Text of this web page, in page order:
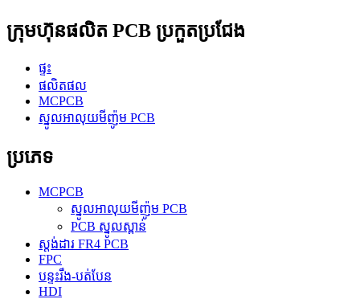
ក្រុមហ៊ុនផលិត PCB ប្រកួតប្រជែង
ផ្ទះ
ផលិតផល
MCPCB
ស្នូលអាលុយមីញ៉ូម PCB
ប្រភេទ
MCPCB
ស្នូលអាលុយមីញ៉ូម PCB
PCB ស្នូលស្ពាន់
ស្តង់ដារ FR4 PCB
FPC
បន្ទះរឹង-បត់បែន
HDI